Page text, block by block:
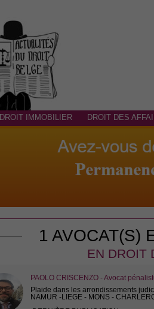
DROIT IMMOBILIER DROIT DES
1 AVOCAT(S)
EN DROIT
PAOLO CRISCENZO - Avocat
Plaide dans les arrondissements
NAMUR -LIEGE - MONS -